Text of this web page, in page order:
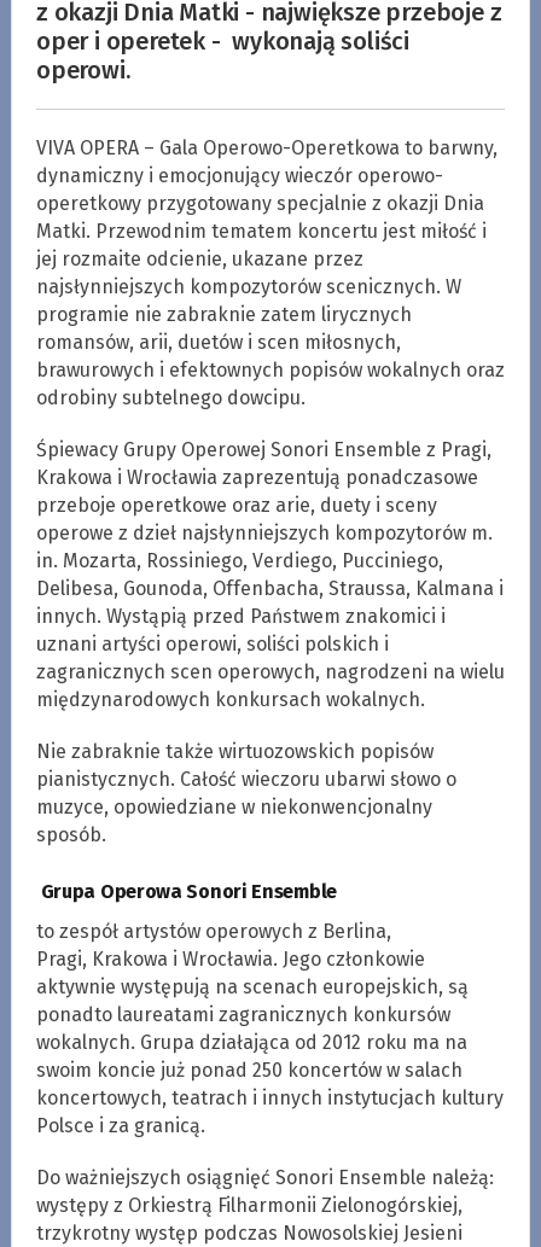
z okazji Dnia Matki - największe przeboje z
oper i operetek - wykonają soliści
operowi.
VIVA OPERA – Gala Operowo-Operetkowa to barwny,
dynamiczny i emocjonujący wieczór operowo-
operetkowy przygotowany specjalnie z okazji Dnia
Matki. Przewodnim tematem koncertu jest miłość i
jej rozmaite odcienie, ukazane przez
najsłynniejszych kompozytorów scenicznych. W
programie nie zabraknie zatem lirycznych
romansów, arii, duetów i scen miłosnych,
brawurowych i efektownych popisów wokalnych oraz
odrobiny subtelnego dowcipu.
Śpiewacy Grupy Operowej Sonori Ensemble z Pragi,
Krakowa i Wrocławia zaprezentują ponadczasowe
przeboje operetkowe oraz arie, duety i sceny
operowe z dzieł najsłynniejszych kompozytorów m.
in. Mozarta, Rossiniego, Verdiego, Pucciniego,
Delibesa, Gounoda, Offenbacha, Straussa, Kalmana i
innych. Wystąpią przed Państwem znakomici i
uznani artyści operowi, soliści polskich i
zagranicznych scen operowych, nagrodzeni na wielu
międzynarodowych konkursach wokalnych.
Nie zabraknie także wirtuozowskich popisów
pianistycznych. Całość wieczoru ubarwi słowo o
muzyce, opowiedziane w niekonwencjonalny
sposób.
Grupa Operowa Sonori Ensemble
to zespół artystów operowych z Berlina,
Pragi, Krakowa i Wrocławia. Jego członkowie
aktywnie występują na scenach europejskich, są
ponadto laureatami zagranicznych konkursów
wokalnych. Grupa działająca od 2012 roku ma na
swoim koncie już ponad 250 koncertów w salach
koncertowych, teatrach i innych instytucjach kultury
Polsce i za granicą.
Do ważniejszych osiągnięć Sonori Ensemble należą:
występy z Orkiestrą Filharmonii Zielonogórskiej,
trzykrotny występ podczas Nowosolskiej Jesieni